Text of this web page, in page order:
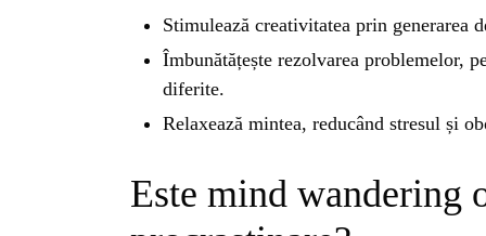
Stimulează creativitatea prin generarea
Îmbunătățește rezolvarea problemelor,
diferite.
Relaxează mintea, reducând stresul și
Este mind wandering